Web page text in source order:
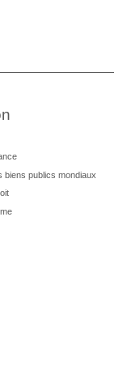
biens publics mondiaux